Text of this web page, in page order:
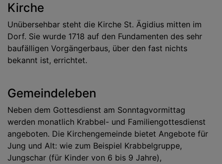
Kirche
Unübersehbar steht die Kirche St. Ägidius mitten im
Dorf. Sie wurde 1718 auf den Fundamenten des sehr
baufälligen Vorgängerbaus, über den fast nichts
bekannt ist, errichtet.
Gemeindeleben
Neben dem Gottesdienst am Sonntagvormittag
werden monatlich Krabbel- und Familiengottesdienst
angeboten. Die Kirchengemeinde bietet Angebote für
Jung und Alt: wie zum Beispiel Krabbelgruppe,
Jungschar (für Kinder von 6 bis 9 Jahre),